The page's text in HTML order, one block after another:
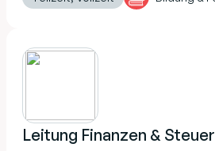
Leitung Finanzen &